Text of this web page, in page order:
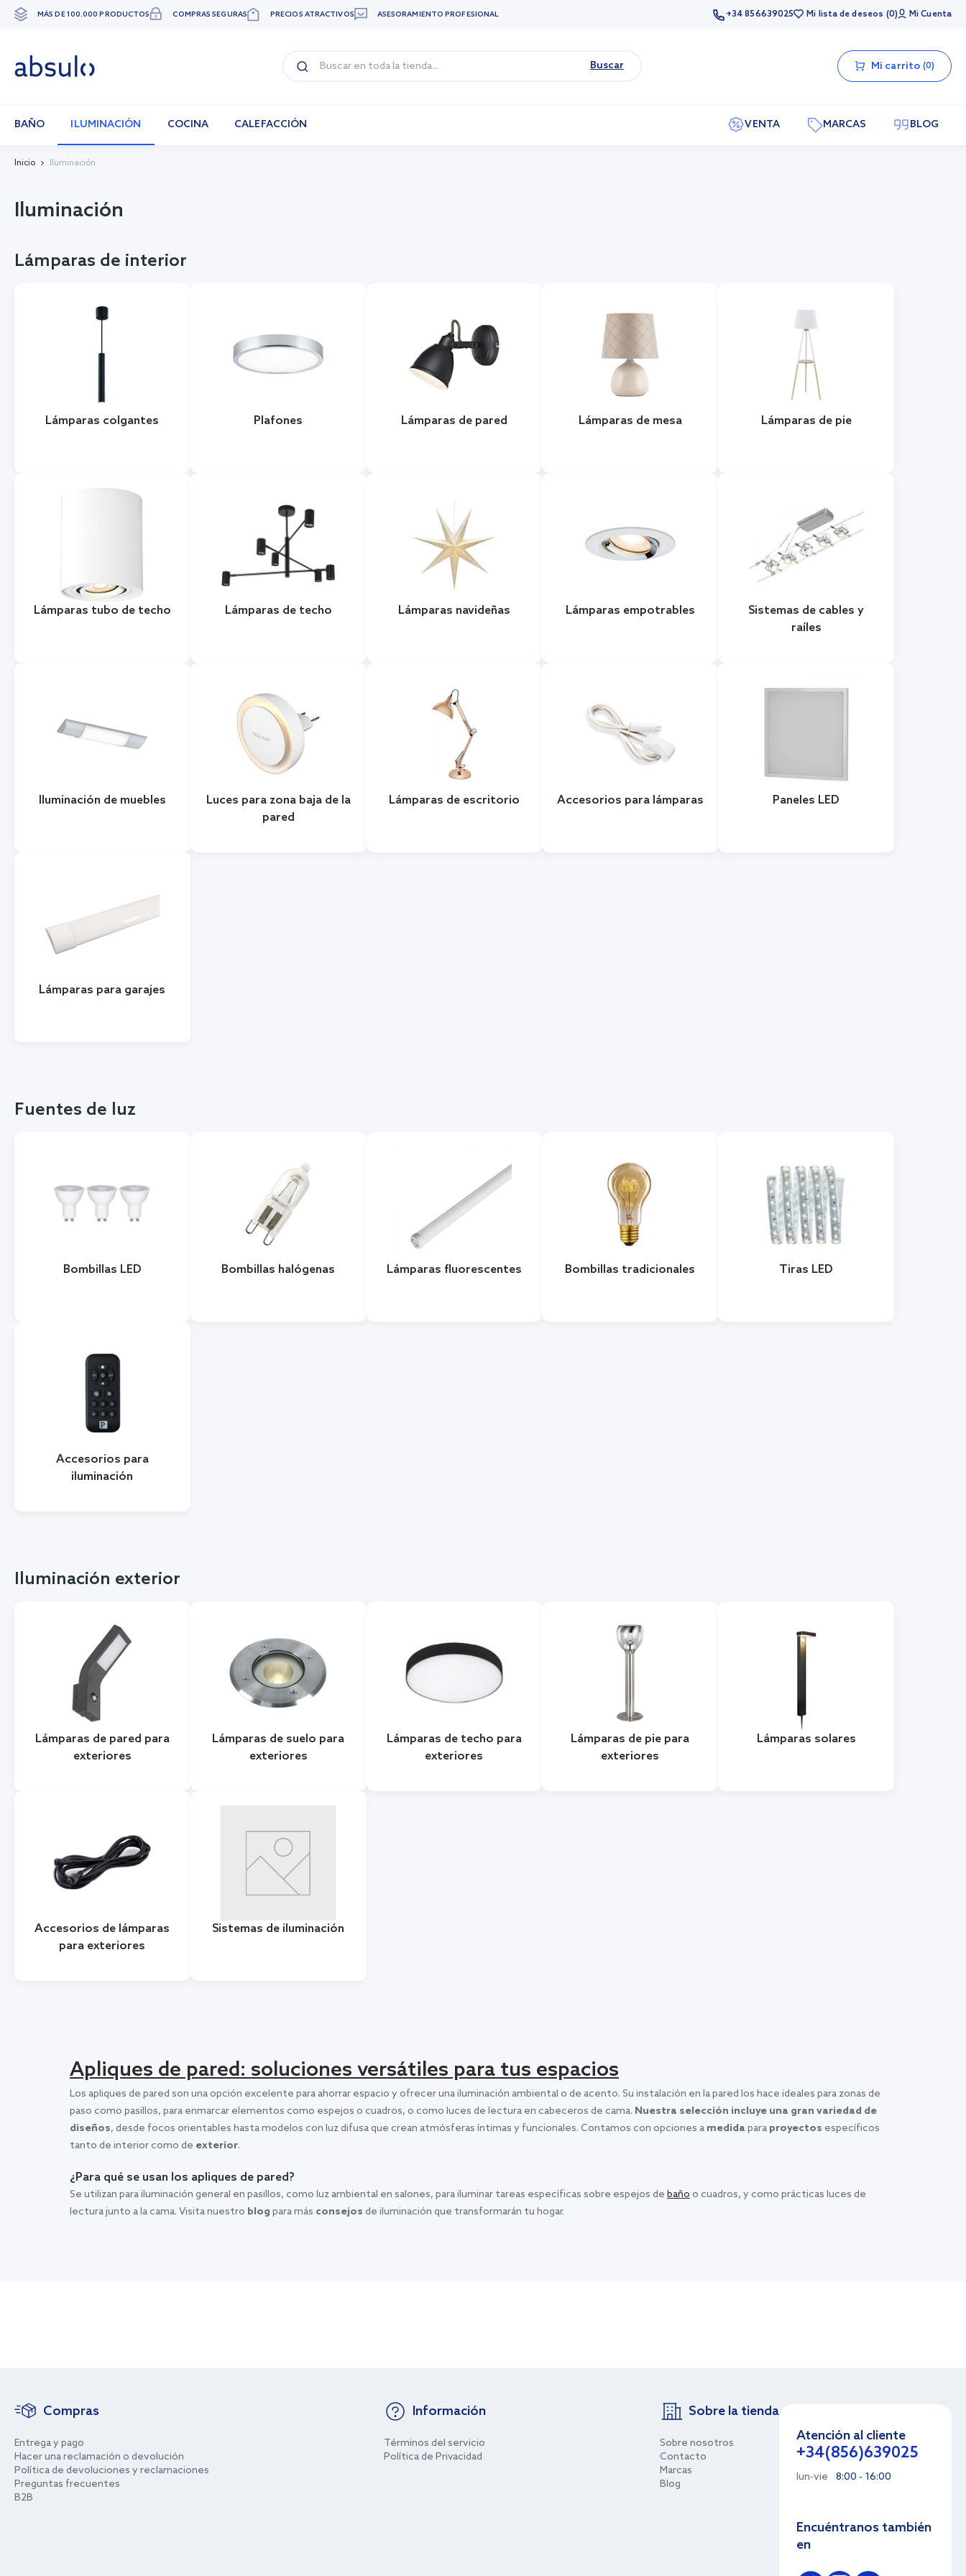
Ir
MÁS DE 100.000 PRODUCTOS COMPRAS SEGURAS PRECIOS ATRACTIVOS ASESORAMIENTO PROFESIONAL +34 856639025 Mi lista de deseos 0 Mi Cuenta
Buscar Mi carrito 0
BAÑO ILUMINACIÓN COCINA CALEFACCIÓN VENTA MARCAS BLOG
Inicio Iluminación
Iluminación
Lámparas de interior
Lámparas colgantes Plafones Lámparas de pared Lámparas de mesa Lámparas de pie
Lámparas tubo de techo Lámparas de techo Lámparas navideñas Lámparas empotrables
Sistemas de cables y
raíles
Iluminación de muebles
Luces para zona baja de la
pared
Lámparas de escritorio Accesorios para lámparas Paneles LED
Lámparas para garajes
Fuentes de luz
Bombillas LED Bombillas halógenas Lámparas fluorescentes Bombillas tradicionales Tiras LED
Accesorios para
iluminación
Iluminación exterior
Lámparas de pared para
exteriores
Lámparas de suelo para
exteriores
Lámparas de techo para
exteriores
Lámparas de pie para
exteriores
Lámparas solares
Accesorios de lámparas
para exteriores
Sistemas de iluminación
Apliques de pared: soluciones versátiles para tus espacios
Los apliques de pared son una opción excelente para ahorrar espacio y ofrecer una iluminación ambiental o de acento. Su instalación en la pared los hace ideales para zonas de
paso como pasillos, para enmarcar elementos como espejos o cuadros, o como luces de lectura en cabeceros de cama. Nuestra selección incluye una gran variedad de
diseños, desde focos orientables hasta modelos con luz difusa que crean atmósferas íntimas y funcionales. Contamos con opciones a medida para proyectos específicos
tanto de interior como de exterior.
¿Para qué se usan los apliques de pared?
Se utilizan para iluminación general en pasillos, como luz ambiental en salones, para iluminar tareas específicas sobre espejos de baño o cuadros, y como prácticas luces de
lectura junto a la cama. Visita nuestro blog para más consejos de iluminación que transformarán tu hogar.
Compras
Entrega y pago
Hacer una reclamación o devolución
Política de devoluciones y reclamaciones
Preguntas frecuentes
B2B
Información
Términos del servicio
Política de Privacidad
Sobre la tienda
Sobre nosotros
Contacto
Marcas
Blog
Atención al cliente
+34(856)639025
lun-vie 8:00 - 16:00
Encuéntranos también
en